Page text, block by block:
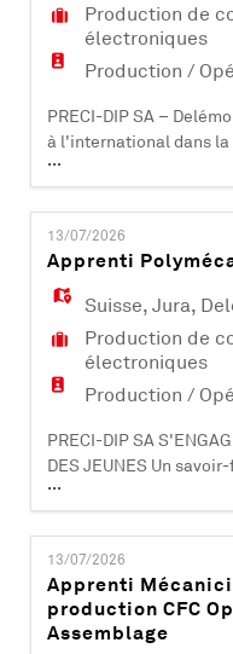
Production de
électroniques
Production /
PRECI-DIP SA –
à l'international dans
composants
connecteurs). Certifiée
9100 et IATF 16949,
collaborateurs et est
industriels,
médicaux et
...
13/07/2026
Apprenti
Suisse,Jura,
Production de
électroniques
Production /
PRECI-DIP SA
DES JEUNES Un
ans dans la formation
SA – Delémont est une
l'international dans la
composants
connecteurs). Certifiée
9100 et IATF 16949,
collabo
...
13/07/2026
Apprenti
production CFC
Assemblage